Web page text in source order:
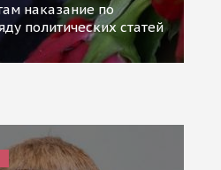
наказание по
политических статей